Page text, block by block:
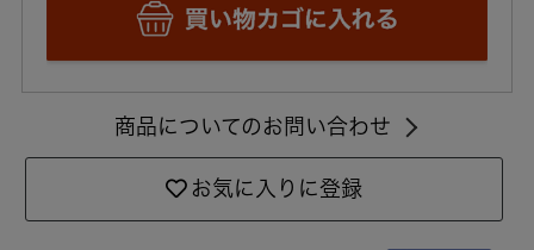
商品についてのお問い合わせ
お気に入りに登録